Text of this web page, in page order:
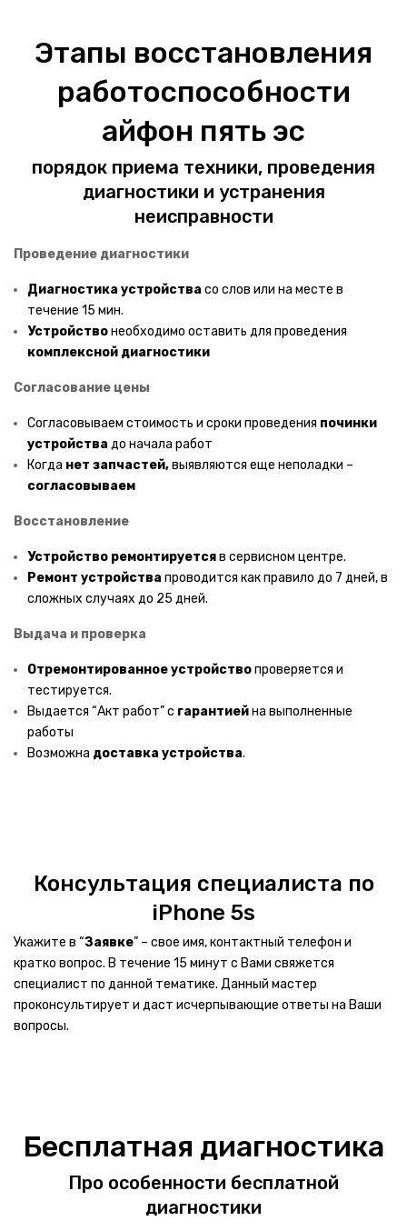
Кофеварки
Кулеры для воды
Электромясорубки
Микроволновые печи
Стиральные машинки
Световые будильники
Обогреватели
Робот пылесосы
Пылесосы
Увлажнители воздуха
Компьютерная техника
ПЕРИФЕРИЯ
Компьютеры
Игровые приставки
Веб камеры
Оборудование Wi-Fi
Игровые рули
ИБП
КОМПЛЕКТУЮЩИЕ
Жесткие диски
Звуковые карты
Материнские платы
Этапы восстановления
работоспособности
айфон пять эс
порядок приема техники, проведения
диагностики и устранения
неисправности
Проведение диагностики
Диагностика устройства со слов или на месте в
течение 15 мин.
Устройствонеобходимо оставить для проведения
комплексной диагностики
Согласование цены
Согласовываем стоимость и сроки проведения починки
устройства до начала работ
Когда нет запчастей,выявляются еще неполадки –
согласовываем
Восстановление
Устройство ремонтируетсяв сервисном центре.
Ремонт устройства проводится как правило до 7 дней, в
сложных случаях до 25 дней.
Выдача и проверка
Отремонтированное устройствопроверяется и
тестируется.
Выдается “Акт работ” с гарантиейна выполненные
работы
Возможна доставка устройства.
Консультация специалиста по
iPhone 5s
Укажите в “Заявке” – свое имя, контактный телефон и
кратко вопрос. В течение 15 минут с Вами свяжется
специалист по данной тематике. Данный мастер
проконсультирует и даст исчерпывающие ответы на Ваши
вопросы.
Бесплатная диагностика
Про особенности бесплатной
диагностики